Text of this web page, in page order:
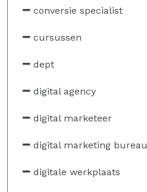
conversie specialist
cursussen
dept
digital agency
digital marketeer
digital marketing bureau
digitale werkplaats